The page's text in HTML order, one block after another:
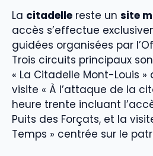
La citadelle reste un site
accès s’effectue
guidées organisées par
Trois circuits principaux
« La Citadelle Mont-Louis »
visite « À l’attaque de la
heure trente incluant
Puits des Forçats, et la
Temps » centrée sur le